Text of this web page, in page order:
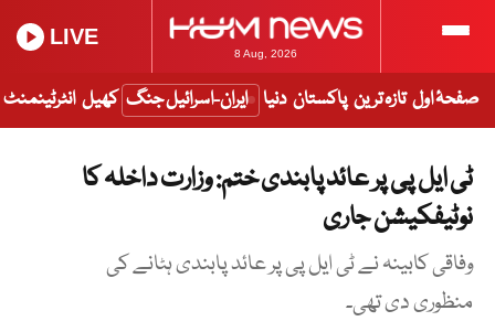
8 Aug, 2026
LIVE
صفحۂ اول تازہ ترین پاکستان دنیا ایران-اسرائیل جنگ کھیل انٹرٹینمنٹ
ٹی ایل پی پر عائد پابندی ختم: وزارت داخلہ کا
نوٹیفکیشن جاری
وفاقی کابینہ نے ٹی ایل پی پر عائد پابندی ہٹانے کی
منظوری دی تھی۔